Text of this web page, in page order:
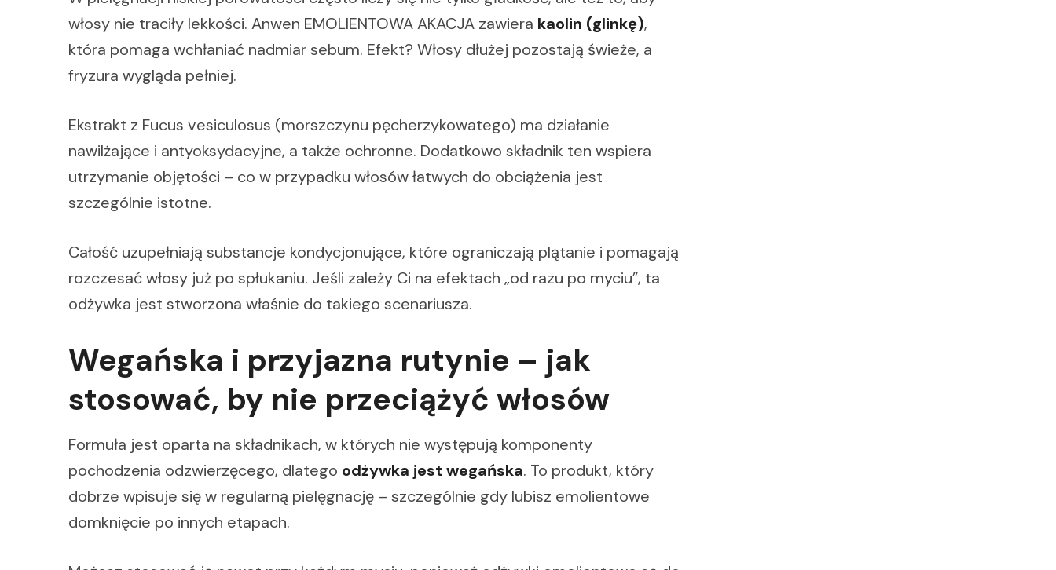
włosy nie traciły lekkości. Anwen EMOLIENTOWA AKACJA zawiera kaolin (glinkę),
która pomaga wchłaniać nadmiar sebum. Efekt? Włosy dłużej pozostają świeże, a
fryzura wygląda pełniej.
Ekstrakt z Fucus vesiculosus (morszczynu pęcherzykowatego) ma działanie
nawilżające i antyoksydacyjne, a także ochronne. Dodatkowo składnik ten wspiera
utrzymanie objętości – co w przypadku włosów łatwych do obciążenia jest
szczególnie istotne.
Całość uzupełniają substancje kondycjonujące, które ograniczają plątanie i pomagają
rozczesać włosy już po spłukaniu. Jeśli zależy Ci na efektach „od razu po myciu”, ta
odżywka jest stworzona właśnie do takiego scenariusza.
Wegańska i przyjazna rutynie – jak
stosować, by nie przeciążyć włosów
Formuła jest oparta na składnikach, w których nie występują komponenty
pochodzenia odzwierzęcego, dlatego odżywka jest wegańska. To produkt, który
dobrze wpisuje się w regularną pielęgnację – szczególnie gdy lubisz emolientowe
domknięcie po innych etapach.